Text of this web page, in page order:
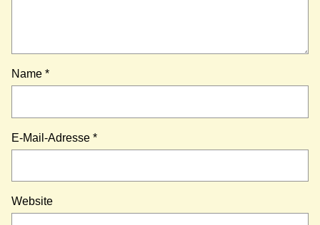
Name *
E-Mail-Adresse *
Website